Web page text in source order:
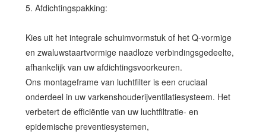
5. Afdichtingspakking:
Kies uit het integrale schuimvormstuk of het Q-vormige
en zwaluwstaartvormige naadloze verbindingsgedeelte,
afhankelijk van uw afdichtingsvoorkeuren.
Ons montageframe van luchtfilter is een cruciaal
onderdeel in uw varkenshouderijventilatiesysteem. Het
verbetert de efficiëntie van uw luchtfiltratie- en
epidemische preventiesystemen,